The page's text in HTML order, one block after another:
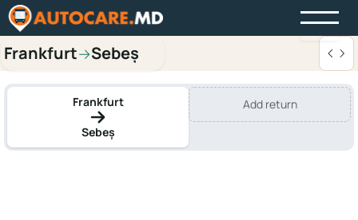
Frankfurt→Sebeș
Frankfurt
Sebeș
Add return